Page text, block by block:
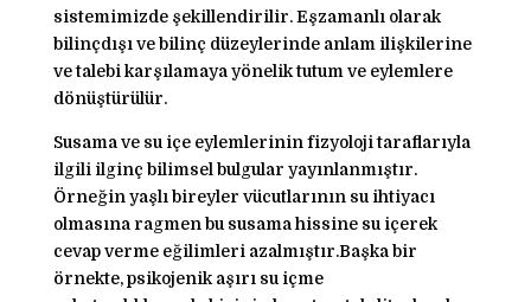
sistemimizde şekillendirilir. Eşzamanlı olarak
bilinçdışı ve bilinç düzeylerinde anlam ilişkilerine
ve talebi karşılamaya yönelik tutum ve eylemlere
dönüştürülür.
Susama ve su içe eylemlerinin fizyoloji taraflarıyla
ilgili ilginç bilimsel bulgular yayınlanmıştır.
Örneğin yaşlı bireyler vücutlarının su ihtiyacı
olmasına ragmen bu susama hissine su içerek
cevap verme eğilimleri azalmıştır.Başka bir
örnekte, psikojenik aşırı su içme